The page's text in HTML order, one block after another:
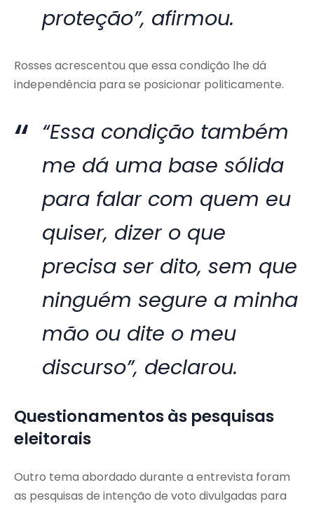
proteção”, afirmou.
Rosses acrescentou que essa condição lhe dá
independência para se posicionar politicamente.
“Essa condição também
me dá uma base sólida
para falar com quem eu
quiser, dizer o que
precisa ser dito, sem que
ninguém segure a minha
mão ou dite o meu
discurso”, declarou.
Questionamentos às pesquisas
eleitorais
Outro tema abordado durante a entrevista foram
as pesquisas de intenção de voto divulgadas para